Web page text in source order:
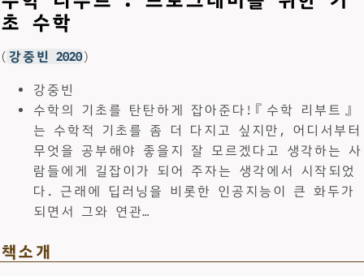
초 수학
( 강중빈 2020)
강중빈
수학의 기초를 탄탄하게 잡아준다!『수학 리부트』
는 수학적 기초를 좀 더 다지고 싶지만, 어디서부터
무엇을 공부해야 좋을지 잘 모르겠다고 생각하는 사
람들에게 길잡이가 되어 주자는 생각에서 시작되었
다. 근래에 딥러닝을 비롯한 인공지능이 큰 화두가
되면서 그와 연관…
책소개